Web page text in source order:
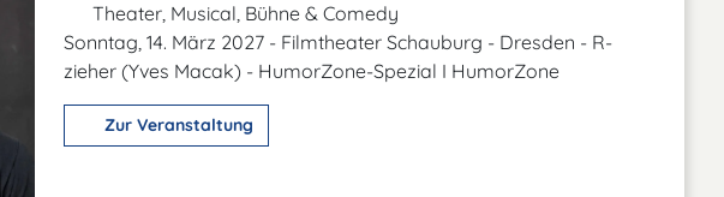
Theater, Musical, Bühne & Comedy
Sonntag, 14. März 2027 - Filmtheater Schauburg - Dresden - R-
zieher (Yves Macak) - HumorZone-Spezial I HumorZone
Zur Veranstaltung